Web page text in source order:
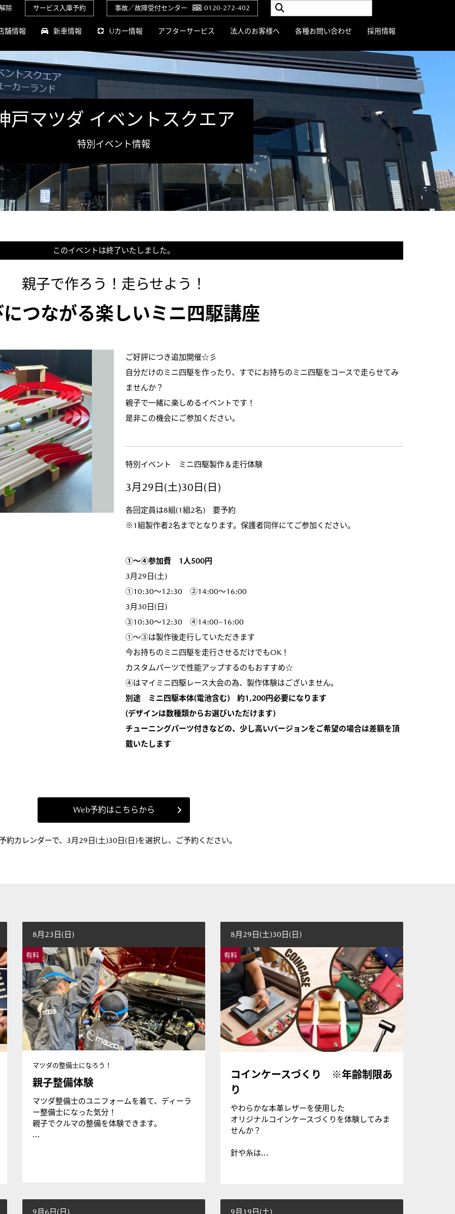
除 サービス入庫予約 事故／故障受付センター 0120-272-402
舗情報 新車情報 Uカー情報 アフターサービス 法人のお客様へ 各種お問い合わせ 採用情報
戸マツダ イベントスクエア
特別イベント情報
このイベントは終了いたしました。
親子で作ろう！走らせよう！
つながる楽しいミニ四駆講座
ご好評につき追加開催☆彡
自分だけのミニ四駆を作ったり、すでにお持ちのミニ四駆をコースで走らせてみ
ませんか？
親子で一緒に楽しめるイベントです！
是非この機会にご参加ください。
特別イベント ミニ四駆製作＆走行体験
3月29日(土)30日(日)
各回定員は8組(1組2名) 要予約
※1組製作者2名までとなります。保護者同伴にてご参加ください。
①～④参加費 1人500円
3月29日(土)
①10:30～12:30 ②14:00～16:00
3月30日(日)
③10:30～12:30 ④14:00~16:00
①～③は製作後走行していただきます
今お持ちのミニ四駆を走行させるだけでもOK！
カスタムパーツで性能アップするのもおすすめ☆
④はマイミニ四駆レース大会の為、製作体験はございません。
別途 ミニ四駆本体(電池含む) 約1,200円必要になります
(デザインは数種類からお選びいただけます)
チューニングパーツ付きなどの、少し高いバージョンをご希望の場合は差額を頂
戴いたします
Web予約はこちらから
約カレンダーで、3月29日(土)30日(日)を選択し、ご予約ください。
8月23日(日)
有料
マツダの整備士になろう！
親子整備体験
マツダ整備士のユニフォームを着て、ディーラ
ー整備士になった気分！
親子でクルマの整備を体験できます。
...
8月29日(土)30日(日)
有料
コインケースづくり ※年齢制限あ
り
やわらかな本革レザーを使用した
オリジナルコインケースづくりを体験してみま
せんか？
針や糸は...
9月6日(日) 9月19日(土)